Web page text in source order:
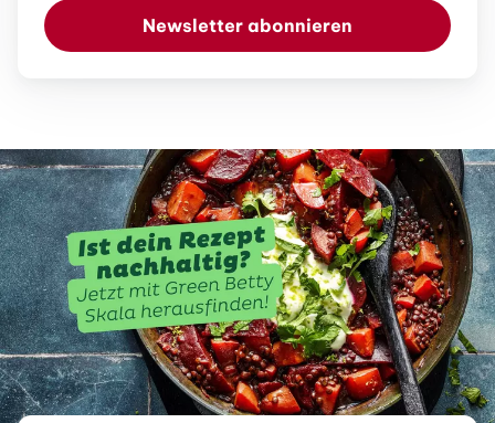
Newsletter abonnieren